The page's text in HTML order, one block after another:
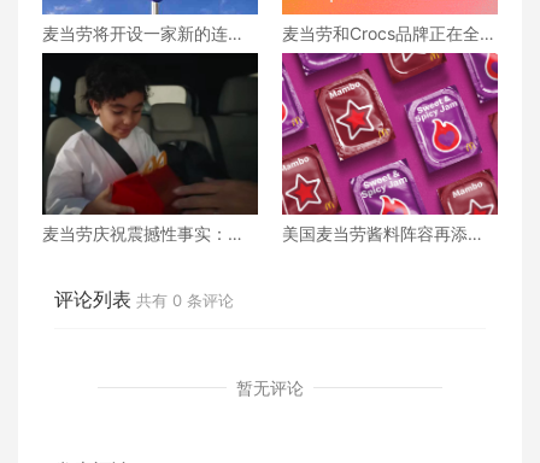
麦当劳将开设一家新的连锁
餐厅CosMc's 第一家门店在
麦当劳和Crocs品牌正在全球
联手合作，共同推出系列产
品， 独具匠心的设计让粉丝
们的热情再次飙升
麦当劳庆祝震撼性事实：有
美国麦当劳酱料阵容再添两
评论列表 共有 0 条评论
暂无评论